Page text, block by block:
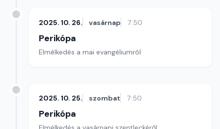
2025. 10. 26. vasárnap 7:50
Perikópa
Elmélkedés a mai evangéliumról
2025. 10. 25. szombat 7:50
Perikópa